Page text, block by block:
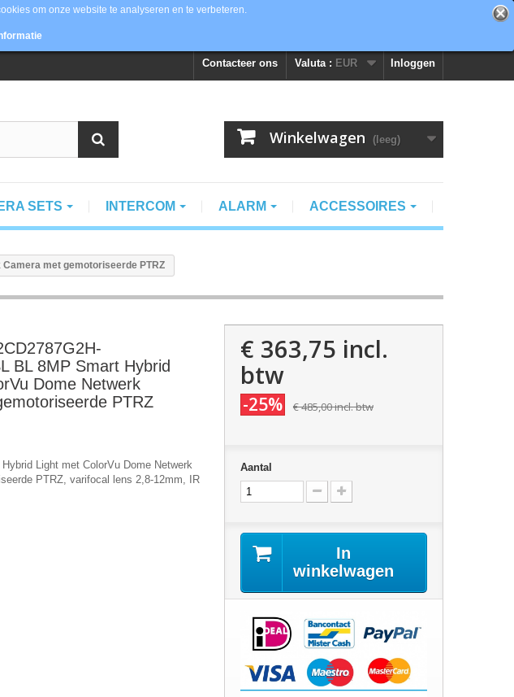
Inloggen
Valuta : EUR
Contacteer ons
Winkelwagen (leeg)
om onze website te analyseren en te verbeteren.
SETS INTERCOM ALARM ACCESSOIRES
met gemotoriseerde PTRZ
BL 8MP Smart Hybrid
Dome Netwerk
PTRZ
Light met ColorVu Dome Netwerk
PTRZ, varifocal lens 2,8-12mm, IR
€ 363,75 incl.
btw
-25% € 485,00incl. btw
Aantal
In
winkelwagen